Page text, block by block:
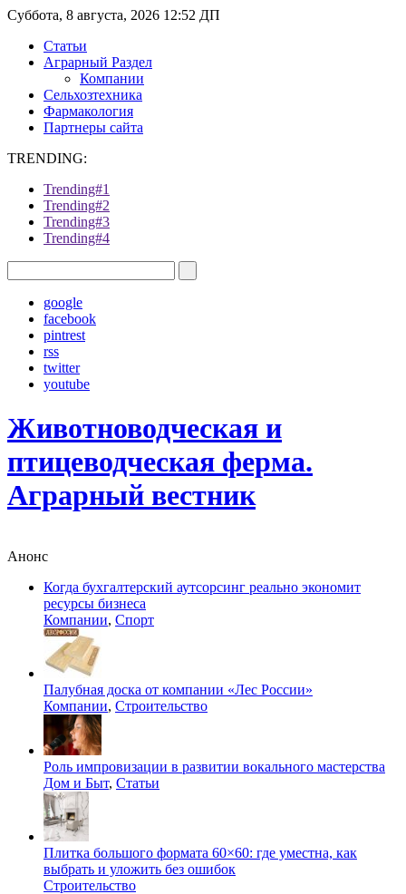
Суббота, 8 августа, 2026 12:52 ДП
Статьи
Аграрный Раздел
Компании
Сельхозтехника
Фармакология
Партнеры сайта
TRENDING:
Trending#1
Trending#2
Trending#3
Trending#4
google
facebook
pintrest
rss
twitter
youtube
Животноводческая и
птицеводческая ферма.
Аграрный вестник
Анонс
Когда бухгалтерский аутсорсинг реально экономит
ресурсы бизнеса
Компании, Спорт
Палубная доска от компании «Лес России»
Компании, Строительство
Роль импровизации в развитии вокального мастерства
Дом и Быт, Статьи
Плитка большого формата 60×60: где уместна, как
выбрать и уложить без ошибок
Строительство